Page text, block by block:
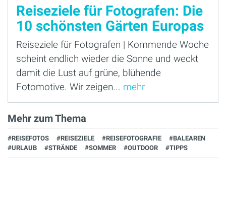
Reiseziele für Fotografen: Die
10 schönsten Gärten Europas
Reiseziele für Fotografen | Kommende Woche
scheint endlich wieder die Sonne und weckt
damit die Lust auf grüne, blühende
Fotomotive. Wir zeigen... mehr
Mehr zum Thema
#REISEFOTOS #REISEZIELE #REISEFOTOGRAFIE
#BALEAREN
#URLAUB
#STRÄNDE #SOMMER #OUTDOOR #TIPPS